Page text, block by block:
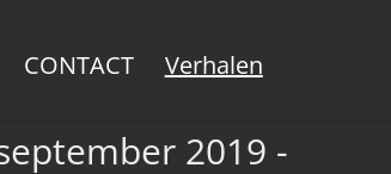
CONTACT Verhalen
2019 -